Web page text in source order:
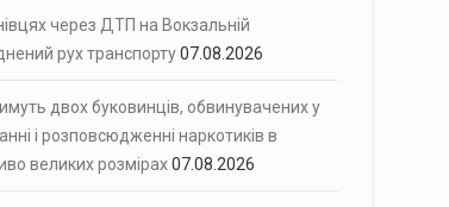
через ДТП на Вокзальній
рух транспорту07.08.2026
двох буковинців, обвинувачених у
і розповсюдженні наркотиків в
великих розмірах07.08.2026